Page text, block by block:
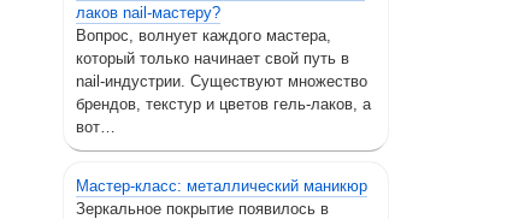
лаков nail-мастеру?
Вопрос, волнует каждого мастера,
который только начинает свой путь в
nail-индустрии. Существуют множество
брендов, текстур и цветов гель-лаков, а
вот…
Мастер-класс: металлический маникюр
Зеркальное покрытие появилось в